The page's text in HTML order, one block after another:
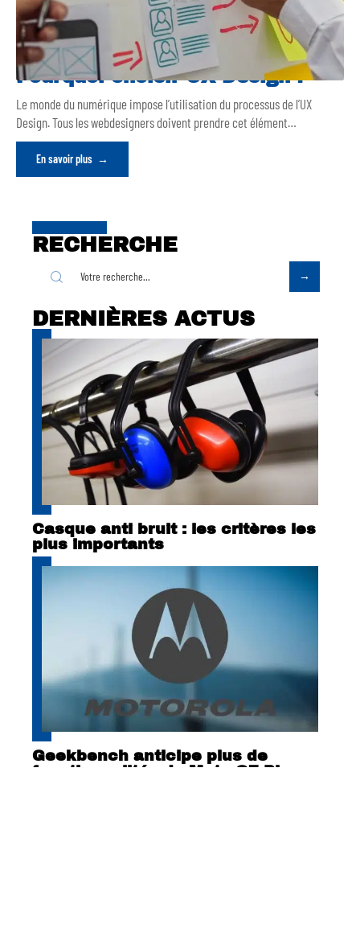
Pourquoi choisir UX Design ?
Le monde du numérique impose l’utilisation du processus de l’UX
Design. Tous les webdesigners doivent prendre cet élément…
En savoir plus
RECHERCHE
DERNIÈRES ACTUS
Casque anti bruit : les critères les
plus importants
Geekbench anticipe plus de
fonctionnalités du Moto G7 Play